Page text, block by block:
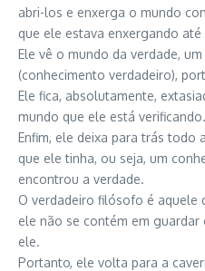
abri-los e enxerga o mundo
que ele estava enxergando até
Ele vê o mundo da verdade,
(conhecimento verdadeiro),
Ele fica, absolutamente,
mundo que ele está verificando.
Enfim, ele deixa para trás todo
que ele tinha, ou seja, um
encontrou a verdade.
O verdadeiro filósofo é aquele
ele não se contém em guardar
ele.
Portanto, ele volta para a